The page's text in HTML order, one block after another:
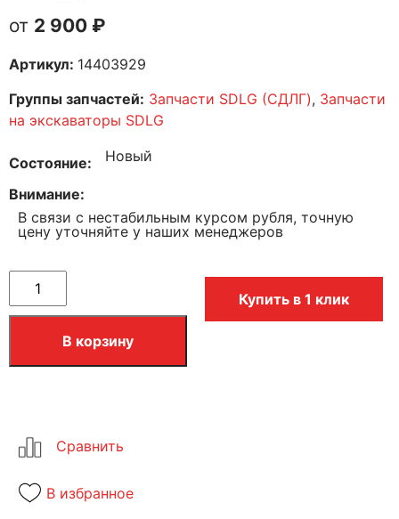
2 900 ₽
Артикул: 14403929
Группы запчастей: Запчасти SDLG (СДЛГ), Запчасти
на экскаваторы SDLG
Состояние Новый
Внимание
В связи с нестабильным курсом рубля, точную
цену уточняйте у наших менеджеров
В корзину
Купить в 1 клик
В избранное